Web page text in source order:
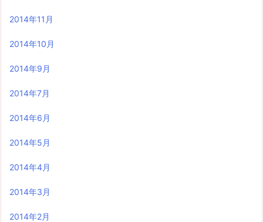
2014年11月
2014年10月
2014年9月
2014年7月
2014年6月
2014年5月
2014年4月
2014年3月
2014年2月